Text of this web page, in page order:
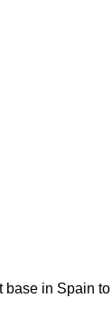
in Spain